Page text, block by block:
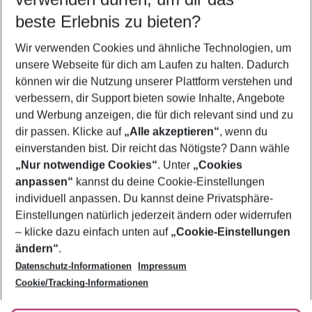
5-8 Nächte
2 Erwachsene Keine Kinder
Mehr Filter anzeigen
Footer
Footer navigation
Über uns
AGB
Bestpreisgarantie
Cookie-Einstellungen ändern
Cookie-Richtlinie
Agenturbetreuung
Barrierefreies Reisen
Folge uns
beste Erlebnis zu bieten?
Wir verwenden Cookies und ähnliche Technologien, um
unsere Webseite für dich am Laufen zu halten. Dadurch
können wir die Nutzung unserer Plattform verstehen und
verbessern, dir Support bieten sowie Inhalte, Angebote
und Werbung anzeigen, die für dich relevant sind und zu
dir passen. Klicke auf „Alle akzeptieren“, wenn du
einverstanden bist. Dir reicht das Nötigste? Dann wähle
„Nur notwendige Cookies“. Unter „Cookies
anpassen“ kannst du deine Cookie-Einstellungen
individuell anpassen. Du kannst deine Privatsphäre-
Einstellungen natürlich jederzeit ändern oder widerrufen
– klicke dazu einfach unten auf „Cookie-Einstellungen
ändern“.
Datenschutz-Informationen
Impressum
Cookie/Tracking-Informationen